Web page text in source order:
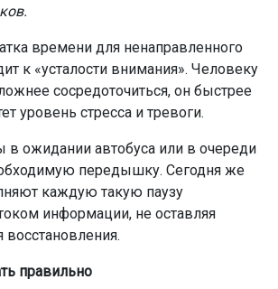
времени для ненаправленного
к «усталости внимания». Человеку
сосредоточиться, он быстрее
уровень стресса и тревоги.
в ожидании автобуса или в очереди
передышку. Сегодня же
каждую такую паузу
информации, не оставляя
восстановления.
правильно